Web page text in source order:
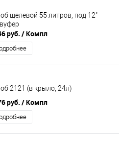
щелевой 55 литров, под 12"
руб. / Компл
2121 (в крыло, 24л)
руб. / Компл